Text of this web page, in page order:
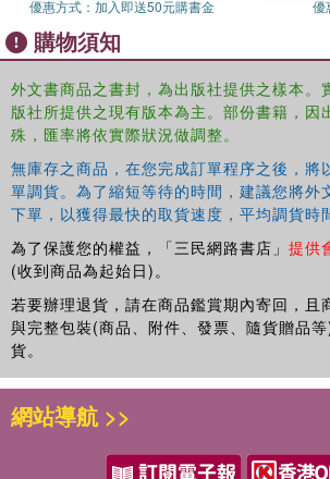
優惠方式： 加入即送50元購書金 優
購物須知
外文書商品之書封，為出版社提供之樣本。
版社所提供之現有版本為主。部份書籍，因
殊，匯率將依實際狀況做調整。
無庫存之商品，在您完成訂單程序之後，將
單調貨。為了縮短等待的時間，建議您將外
下單，以獲得最快的取貨速度，平均調貨時
為了保護您的權益，「三民網路書店」 提供
(收到商品為起始日)。
若要辦理退貨，請在商品鑑賞期內寄回，且
與完整包裝(商品、附件、發票、隨貨贈品
貨。
網站導航 >>